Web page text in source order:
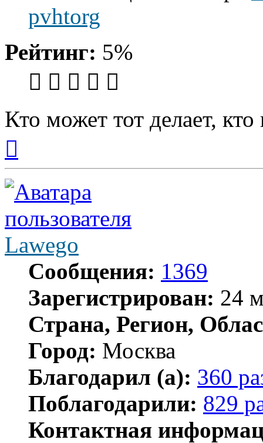
pvhtorg
Рейтинг: 5%
Кто может тот делает,
началу
Lawego
Сообщения: 1369
Зарегистрирован: 24
Страна, Регион,
Город: Москва
Благодарил (а): 360
Поблагодарили: 829
Контактная